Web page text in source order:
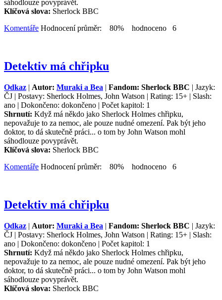
sáhodlouze povyprávět.
Klíčová slova: Sherlock BBC
Komentáře Hodnocení průměr: 80% hodnoceno 6
Detektiv má chřipku
Odkaz | Autor: Muraki a Bea | Fandom: Sherlock BBC | Jazyk:
ČJ | Postavy: Sherlock Holmes, John Watson | Rating: 15+ | Slash:
ano | Dokončeno: dokončeno | Počet kapitol: 1
Shrnutí: Když má někdo jako Sherlock Holmes chřipku,
nepovažuje to za nemoc, ale pouze nudné omezení. Pak být jeho
doktor, to dá skutečně práci... o tom by John Watson mohl
sáhodlouze povyprávět.
Klíčová slova: Sherlock BBC
Komentáře Hodnocení průměr: 80% hodnoceno 6
Detektiv má chřipku
Odkaz | Autor: Muraki a Bea | Fandom: Sherlock BBC | Jazyk:
ČJ | Postavy: Sherlock Holmes, John Watson | Rating: 15+ | Slash:
ano | Dokončeno: dokončeno | Počet kapitol: 1
Shrnutí: Když má někdo jako Sherlock Holmes chřipku,
nepovažuje to za nemoc, ale pouze nudné omezení. Pak být jeho
doktor, to dá skutečně práci... o tom by John Watson mohl
sáhodlouze povyprávět.
Klíčová slova: Sherlock BBC